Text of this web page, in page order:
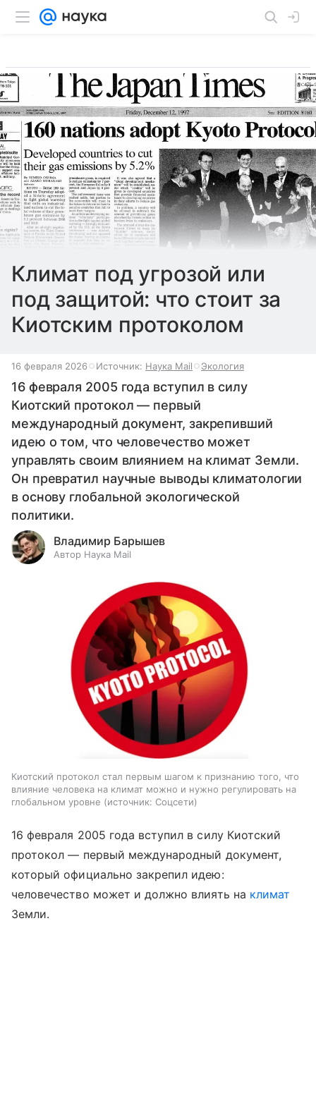
Климат под угрозой или
под защитой: что стоит за
Киотским протоколом
16 февраля 2026 Источник: Наука Mail Экология
16 февраля 2005 года вступил в силу
Киотский протокол — первый
международный документ, закрепивший
идею о том, что человечество может
управлять своим влиянием на климат Земли.
Он превратил научные выводы климатологии
в основу глобальной экологической
политики.
Владимир Барышев
Автор Наука Mail
Киотский протокол стал первым шагом к признанию того, что
влияние человека на климат можно и нужно регулировать на
глобальном уровне
источник: Соцсети
16 февраля 2005 года вступил в силу Киотский
протокол — первый международный документ,
который официально закрепил идею:
человечество может и должно влиять на климат
Земли.